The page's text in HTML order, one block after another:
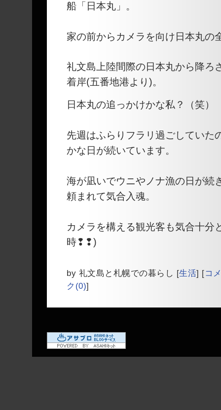
船「日本丸」。
家の前からカメラを向け日本丸の
礼文島上陸間際の日本丸から降ろ
着岸(五番地港より)。
日本丸の追っかけかな私？（笑）
先週はふらりフラリ過ごしていた
かな日が続いています。
海が凪いでウニやノナ漁の日が続
頼まれて気合入魂。
カメラを構える観光客も気合十分
時❢❢)
by 礼文島と札幌での暮らし [生活] [コ
ク(0)]